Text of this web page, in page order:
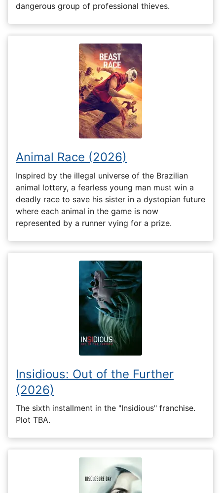
dangerous group of professional thieves.
Animal Race (2026)
Inspired by the illegal universe of the Brazilian
animal lottery, a fearless young man must win a
deadly race to save his sister in a dystopian future
where each animal in the game is now
represented by a runner vying for a prize.
Insidious: Out of the Further
(2026)
The sixth installment in the "Insidious" franchise.
Plot TBA.